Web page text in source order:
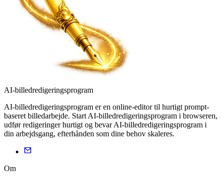
AI-billedredigeringsprogram
AI-billedredigeringsprogram er en online-editor til hurtigt prompt-
baseret billedarbejde. Start AI-billedredigeringsprogram i browseren,
udfør redigeringer hurtigt og bevar AI-billedredigeringsprogram i
din arbejdsgang, efterhånden som dine behov skaleres.
Om